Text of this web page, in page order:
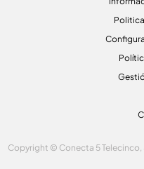
Copyright © Conecta 5 Telecinco,